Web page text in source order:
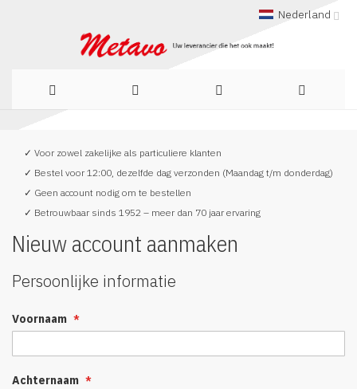
Nederland
naar
inhoud
✓ Voor zowel zakelijke als particuliere klanten
✓ Bestel voor 12:00, dezelfde dag verzonden (Maandag t/m donderdag)
✓ Geen account nodig om te bestellen
✓ Betrouwbaar sinds 1952 – meer dan 70 jaar ervaring
Nieuw account aanmaken
Persoonlijke informatie
Voornaam
Achternaam